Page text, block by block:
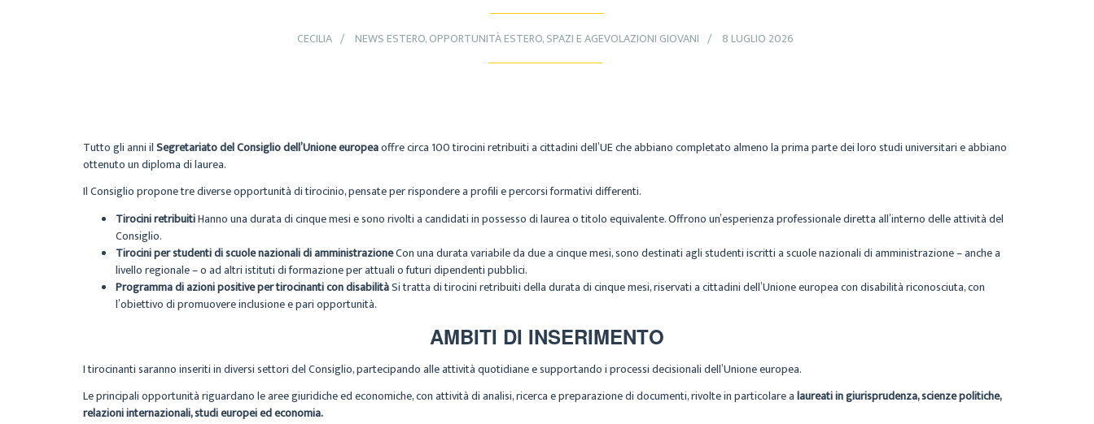
CECILIA NEWS ESTERO,OPPORTUNITÀ ESTERO,SPAZI E AGEVOLAZIONI GIOVANI 8 LUGLIO 2026
Tutto gli anni ilSegretariato del Consiglio dell’Unione europeaoffre circa 100 tirocini retribuiti a cittadini dell’UE che abbiano completato almeno la prima parte dei loro studi universitari e abbiano
ottenuto un diploma di laurea.
Il Consiglio propone tre diverse opportunità di tirocinio, pensate per rispondere a profili e percorsi formativi differenti.
Tirocini retribuitiHanno una durata di cinque mesi e sono rivolti a candidati in possesso di laurea o titolo equivalente. Offrono un’esperienza professionale diretta all’interno delle attività del
Consiglio.
Tirocini per studenti di scuole nazionali di amministrazioneCon una durata variabile da due a cinque mesi, sono destinati agli studenti iscritti a scuole nazionali di amministrazione – anche a
livello regionale – o ad altri istituti di formazione per attuali o futuri dipendenti pubblici.
Programma di azioni positive per tirocinanti con disabilitàSi tratta di tirocini retribuiti della durata di cinque mesi, riservati a cittadini dell’Unione europea con disabilità riconosciuta, con
l’obiettivo di promuovere inclusione e pari opportunità.
AMBITI DI INSERIMENTO
I tirocinanti saranno inseriti in diversi settori del Consiglio, partecipando alle attività quotidiane e supportando i processi decisionali dell’Unione europea.
Le principali opportunità riguardano le aree giuridiche ed economiche, con attività di analisi, ricerca e preparazione di documenti, rivolte in particolare alaureati in giurisprudenza, scienze politiche,
relazioni internazionali, studi europei ed economia.